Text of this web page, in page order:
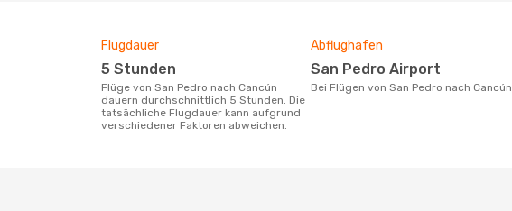
Flugdauer
5 Stunden
Flüge von San Pedro nach Cancún
dauern durchschnittlich 5 Stunden. Die
tatsächliche Flugdauer kann aufgrund
verschiedener Faktoren abweichen.
Abflughafen
San Pedro Airport
Bei Flügen von San Pedro nach Cancún